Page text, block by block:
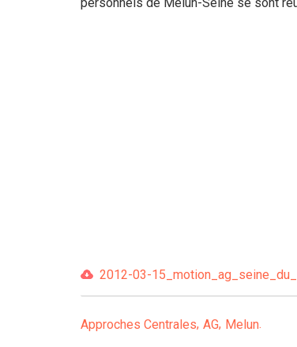
2012-03-
Approches Centrales AG Melun